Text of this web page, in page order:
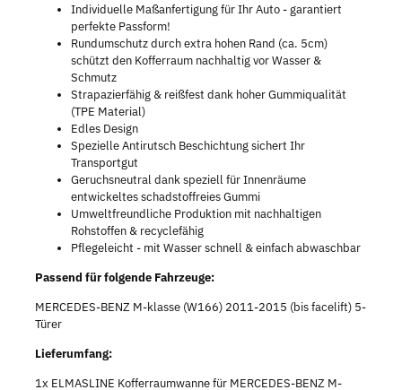
Individuelle Maßanfertigung für Ihr Auto - garantiert
perfekte Passform!
Rundumschutz durch extra hohen Rand (ca. 5cm)
schützt den Kofferraum nachhaltig vor Wasser &
Schmutz
Strapazierfähig & reißfest dank hoher Gummiqualität
(TPE Material)
Edles Design
Spezielle Antirutsch Beschichtung sichert Ihr
Transportgut
Geruchsneutral dank speziell für Innenräume
entwickeltes schadstoffreies Gummi
Umweltfreundliche Produktion mit nachhaltigen
Rohstoffen & recyclefähig
Pflegeleicht - mit Wasser schnell & einfach abwaschbar
Passend für folgende Fahrzeuge:
MERCEDES-BENZ M-klasse (W166) 2011-2015 (bis facelift) 5-
Türer
Lieferumfang:
1x ELMASLINE Kofferraumwanne für MERCEDES-BENZ M-